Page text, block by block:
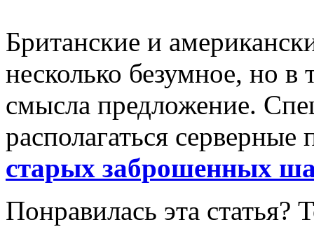
Британские и
несколько безумное, но
смысла предложение.
располагаться
старых заброшенных
Понравилась эта статья?